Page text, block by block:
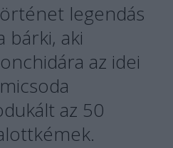
legendás
bárki, aki
az idei
az 50